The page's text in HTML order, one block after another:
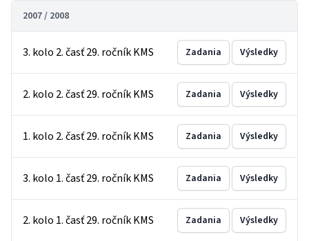
2007 / 2008
3. kolo 2. časť 29. ročník KMS Zadania Výsledky
2. kolo 2. časť 29. ročník KMS Zadania Výsledky
1. kolo 2. časť 29. ročník KMS Zadania Výsledky
3. kolo 1. časť 29. ročník KMS Zadania Výsledky
2. kolo 1. časť 29. ročník KMS Zadania Výsledky